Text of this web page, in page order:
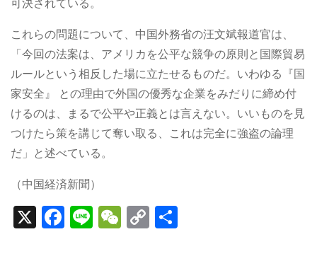
これらの問題について、中国外務省の汪文斌報道官は、
「今回の法案は、アメリカを公平な競争の原則と国際貿易
ルールという相反した場に立たせるものだ。いわゆる『国
家安全』 との理由で外国の優秀な企業をみだりに締め付
けるのは、まるで公平や正義とは言えない。いいものを見
つけたら策を講じて奪い取る、これは完全に強盗の論理
だ」と述べている。
（中国経済新聞）
X F
a
Li
n
W
e
C
o